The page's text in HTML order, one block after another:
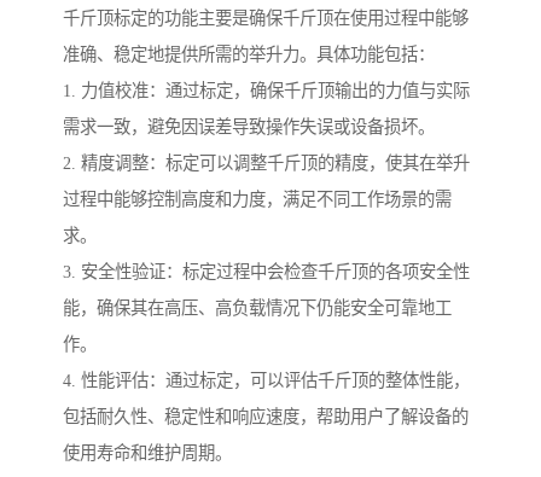
千斤顶标定的功能主要是确保千斤顶在使用过程中能够
准确、稳定地提供所需的举升力。具体功能包括：
1. 力值校准：通过标定，确保千斤顶输出的力值与实际
需求一致，避免因误差导致操作失误或设备损坏。
2. 精度调整：标定可以调整千斤顶的精度，使其在举升
过程中能够控制高度和力度，满足不同工作场景的需
求。
3. 安全性验证：标定过程中会检查千斤顶的各项安全性
能，确保其在高压、高负载情况下仍能安全可靠地工
作。
4. 性能评估：通过标定，可以评估千斤顶的整体性能，
包括耐久性、稳定性和响应速度，帮助用户了解设备的
使用寿命和维护周期。